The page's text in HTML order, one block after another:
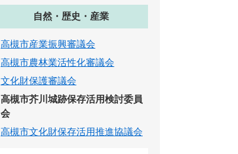
自然・歴史・産業
高槻市産業振興審議会
高槻市農林業活性化審議会
文化財保護審議会
高槻市芥川城跡保存活用検討委員
会
高槻市文化財保存活用推進協議会